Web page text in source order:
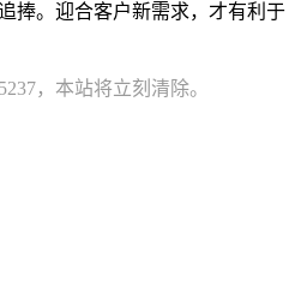
捧。迎合客户新需求，才有利于
，本站将立刻清除。